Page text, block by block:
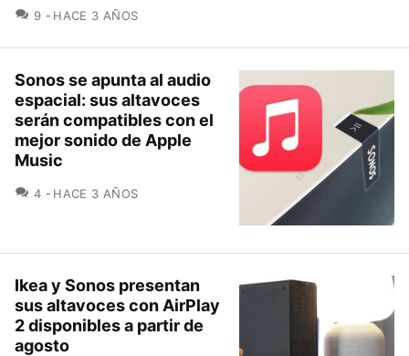
9 COMENTARIOS
HACE 3 AÑOS
Sonos se apunta al audio
espacial: sus altavoces
serán compatibles con el
mejor sonido de Apple
Music
4 COMENTARIOS
HACE 3 AÑOS
Ikea y Sonos presentan
sus altavoces con AirPlay
2 disponibles a partir de
agosto